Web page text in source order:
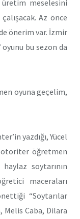
meselesini
Az önce
önerim var. İzmir
oyunu bu sezon da
oyuna geçelim,
yazdığı, Yücel
otoriter öğretmen
soytarının
maceraları
“Soytarılar
Melis Caba, Dilara